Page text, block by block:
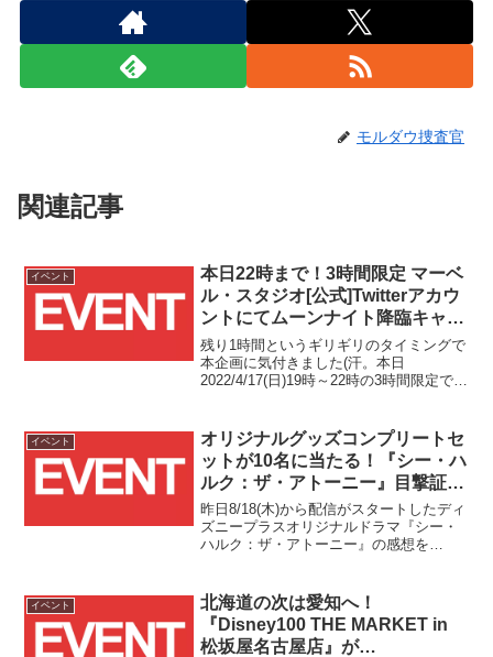
モルダウ捜査官
関連記事
イベント
本日22時まで！3時間限定 マーベ
ル・スタジオ[公式]Twitterアカウ
ントにてムーンナイト降臨キャン
ペーン開催中！！
残り1時間というギリギリのタイミングで
本企画に気付きました(汗。本日
2022/4/17(日)19時～22時の3時間限定で、
ングステレオヘッドセットやムーンナイ
ト...
イベント
オリジナルグッズコンプリートセ
ットが10名に当たる！『シー・ハ
ルク：ザ・アトーニー』目撃証言
キャンペーン開催中！！
昨日8/18(木)から配信がスタートしたディ
ズニープラスオリジナルドラマ『シー・
ハルク：ザ・アトーニー』の感想を
ンペーン"が開催中です！！
イベント
北海道の次は愛知へ！
『Disney100 THE MARKET in
松坂屋名古屋店』が